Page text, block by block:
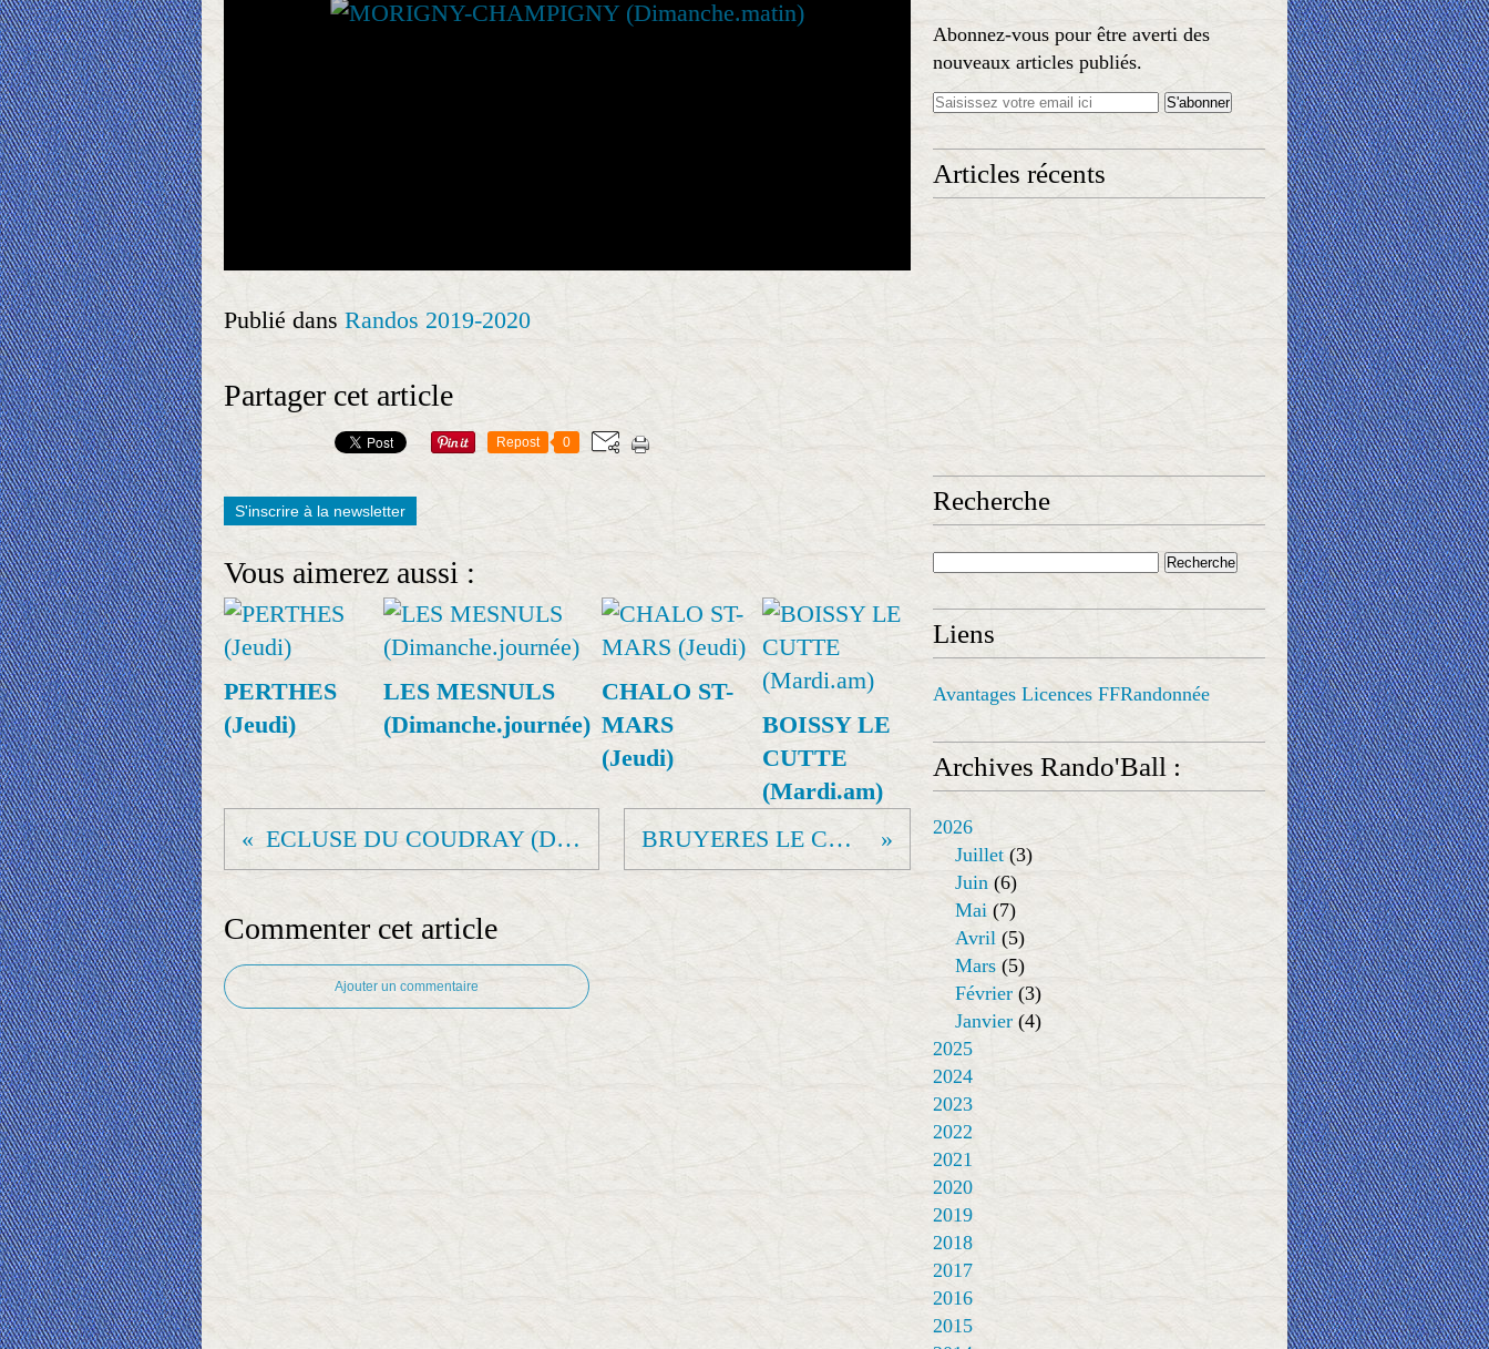
Publié dans Randos 2019-2020
Partager cet article
Repost 0
S'inscrire à la newsletter
Vous aimerez aussi :
PERTHES
(Jeudi)
LES MESNULS
(Dimanche.journée)
CHALO ST-
MARS
(Jeudi)
BOISSY LE
CUTTE
(Mardi.am)
ECLUSE DU COUDRAY (Dimanche.journée)
BRUYERES LE CHATEL (Jeudi)
Commenter cet article
Ajouter un commentaire
Abonnez-vous pour être averti des
nouveaux articles publiés.
Articles récents
Recherche
Liens
Avantages Licences FFRandonnée
Archives Rando'Ball :
2026
Juillet (3)
Juin (6)
Mai (7)
Avril (5)
Mars (5)
Février (3)
Janvier (4)
2025
2024
2023
2022
2021
2020
2019
2018
2017
2016
2015